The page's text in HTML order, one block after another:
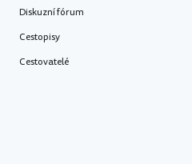
Diskuzní fórum
Cestopisy
Cestovatelé